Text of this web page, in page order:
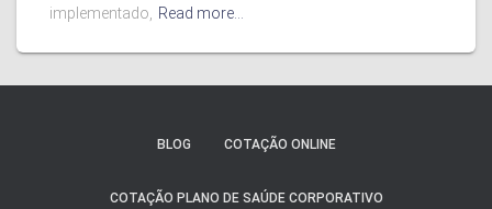
implementado, Read more…
BLOG COTAÇÃO ONLINE
COTAÇÃO PLANO DE SAÚDE CORPORATIVO